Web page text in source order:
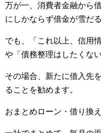
万が一、消費者金融から
にしかならず借金が雪だ
でも、「これ以上、信用
や「債務整理はしたくな
その場合、新たに借入先
ることを勧めます。
おまとめローン・借り換